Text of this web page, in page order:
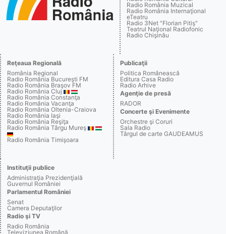
Radio România Muzical
Radio România Internaţional
eTeatru
Radio 3Net "Florian Pitiş"
Teatrul Naţional Radiofonic
Radio Chişinău
Reţeaua Regională
România Regional
Radio România Bucureşti FM
Radio România Braşov FM
Radio România Cluj
Radio România Constanţa
Radio România Vacanţa
Radio România Oltenia-Craiova
Radio România Iaşi
Radio România Reşiţa
Radio România Târgu Mureş
Radio România Timişoara
Publicaţii
Politica Românească
Editura Casa Radio
Radio Arhive
Agenţie de presă
RADOR
Concerte şi Evenimente
Orchestre şi Coruri
Sala Radio
Târgul de carte GAUDEAMUS
Instituţii publice
Administraţia Prezidenţială
Guvernul României
Parlamentul României
Senat
Camera Deputaţilor
Radio şi TV
Radio România
Televiziunea Română